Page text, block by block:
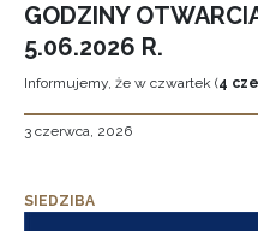
GODZINY
5.06.2026 R.
Informujemy, że w czwartek (4
3 czerwca, 2026
SIEDZIBA